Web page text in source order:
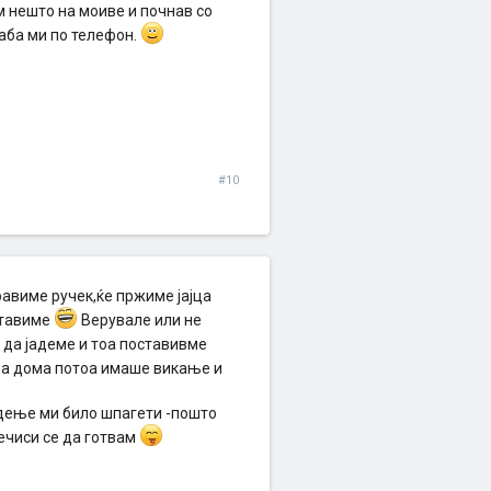
нешто на моиве и почнав со
ми по телефон.
#10
ручек,ќе пржиме јајца
Верувале или не
јадеме и тоа поставивме
дома потоа имаше викање и
ми било шпагети -пошто
се да готвам